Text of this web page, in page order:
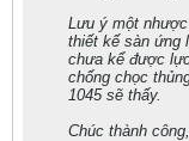
Lưu ý một
thiết kế sàn ứng
chưa kể được
chống chọc
1045 sẽ thấy.
Chúc thành công,